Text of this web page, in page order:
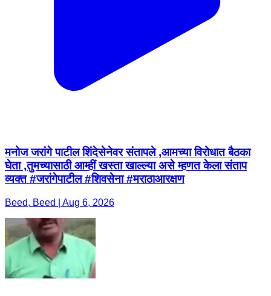
मनोज जरांगे पाटील शिंदेसेनेवर संतापले ,आमच्या विरोधात बैठका
घेता ,तुमच्यासाठी आम्हीं खस्ता खाल्ल्या असे म्हणत केला संताप
व्यक्त #जरांगेपाटील #शिवसेना #मराठाआरक्षण
Beed, Beed | Aug 6, 2026